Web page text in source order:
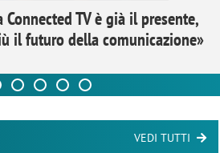
TV è già il presente,
il futuro della comunicazione»
VEDI TUTTI